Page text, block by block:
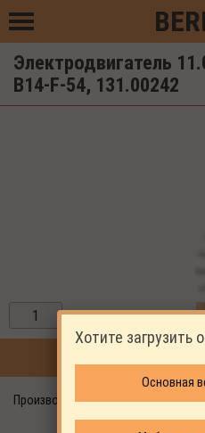
Электродвигатель
B14-F-54, 131.00242
Производитель: ALUP
Хотите загрузить
Основная